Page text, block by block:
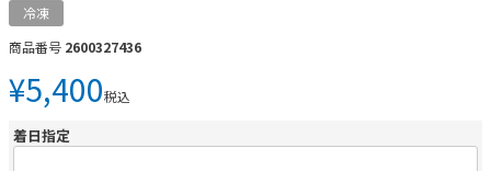
冷凍
商品番号 2600327436
¥5,400税込
着日指定